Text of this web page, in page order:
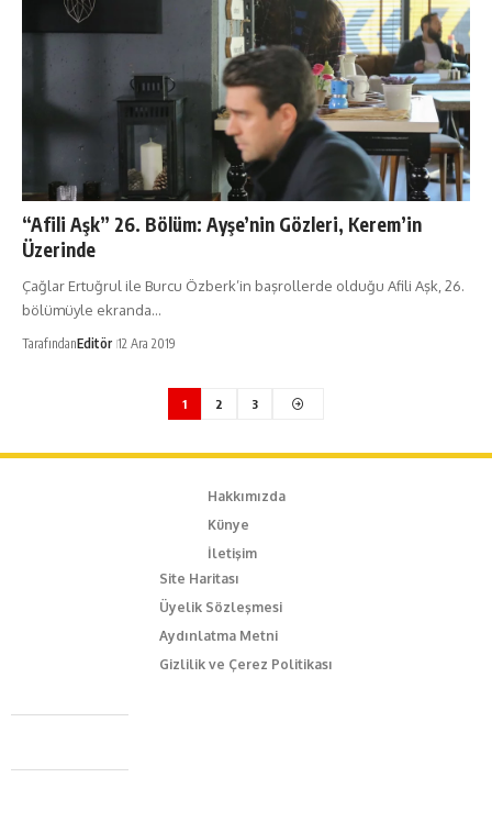
“Afili Aşk” 26. Bölüm: Ayşe’nin Gözleri, Kerem’in
Üzerinde
Çağlar Ertuğrul ile Burcu Özberk’in başrollerde olduğu Afili Aşk, 26.
bölümüyle ekranda…
TarafındanEditör 12 Ara 2019
1 2 3
Hakkımızda
Künye
İletişim
Site Haritası
Üyelik Sözleşmesi
Aydınlatma Metni
Gizlilik ve Çerez Politikası
Caferağa Mah. Dr. Şakir Paşa Sok. No3/A Kadıköy İstanbul
+90 543 345 46 00